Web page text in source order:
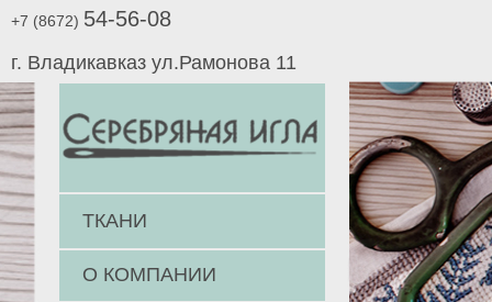
+7 (8672) 54-56-08
г. Владикавказ ул.Рамонова 11
ТКАНИ
О КОМПАНИИ